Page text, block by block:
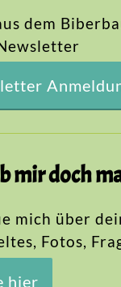
dem
mir doch
mich über
Fotos,
hier